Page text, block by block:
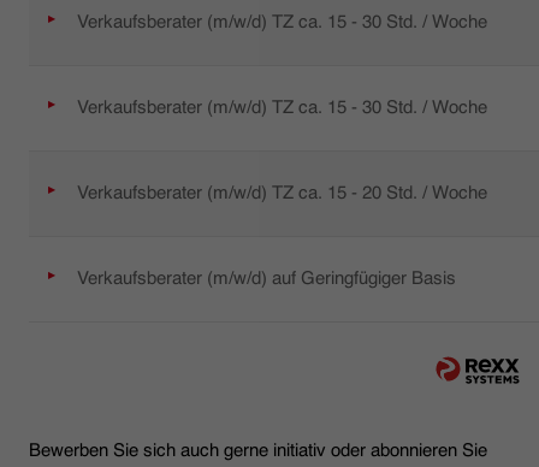
Verkaufsberater (m/w/d) TZ ca. 15 - 30 Std. / Woche
Verkaufsberater (m/w/d) TZ ca. 15 - 30 Std. / Woche
Verkaufsberater (m/w/d) TZ ca. 15 - 20 Std. / Woche
Verkaufsberater (m/w/d) auf Geringfügiger Basis
Bewerben Sie sich auch gerne initiativ oder abonnieren Sie